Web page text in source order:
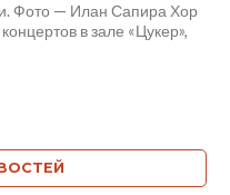
Фото — Илан Сапира Хор
в зале «Цукер»,